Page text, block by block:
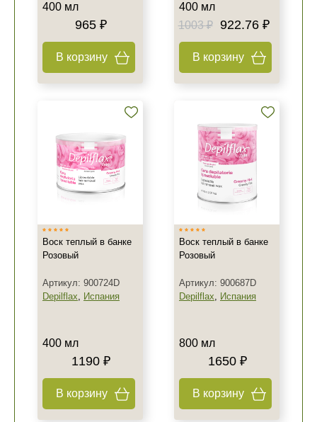
400 мл
965 ₽
В корзину
400 мл
1003 ₽
922.76 ₽
В корзину
Воск теплый в банке
Розовый
Артикул: 900724D
Depilflax, Испания
400 мл
1190 ₽
В корзину
Воск теплый в банке
Розовый
Артикул: 900687D
Depilflax, Испания
800 мл
1650 ₽
В корзину